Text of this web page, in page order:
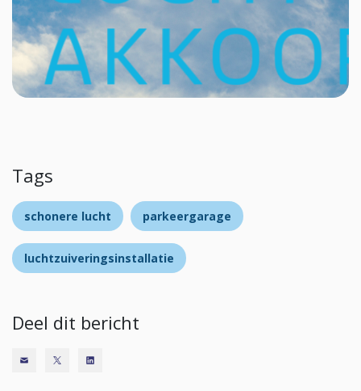
Tags
schonere lucht parkeergarage
luchtzuiveringsinstallatie
Deel dit bericht